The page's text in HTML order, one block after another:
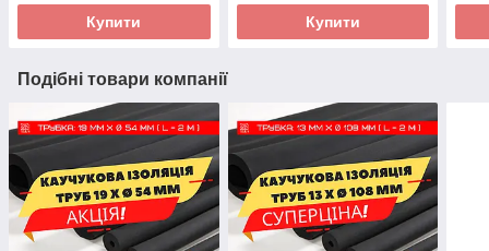
Купити Купити
Подібні товари компанії